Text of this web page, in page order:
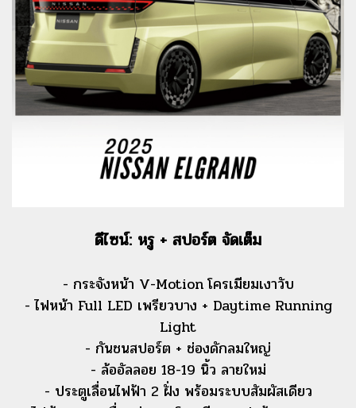
ดีไซน์: หรู + สปอร์ต จัดเต็ม
- กระจังหน้า V-Motion โครเมียมเงาวับ
- ไฟหน้า Full LED เพรียวบาง + Daytime Running
Light
- กันชนสปอร์ต + ช่องดักลมใหญ่
- ล้ออัลลอย 18-19 นิ้ว ลายใหม่
- ประตูเลื่อนไฟฟ้า 2 ฝั่ง พร้อมระบบสัมผัสเดียว